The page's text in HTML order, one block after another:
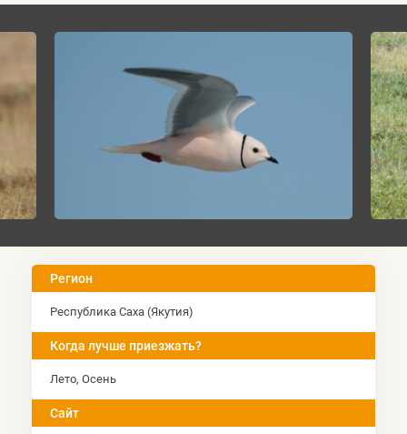
Регион
Республика Саха (Якутия)
Когда лучше приезжать?
Лето, Оcень
Сайт